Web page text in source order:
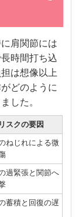
肩関節には
時間打ち込
は想像以上
どのように
した。
リスクの要因
ねじれによる微
過緊張と関節へ
蓄積と回復の遅